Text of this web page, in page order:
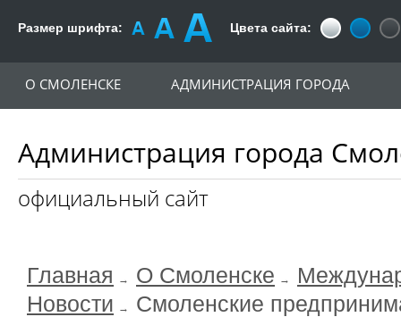
Размер шрифта: Цвета сайта:
Администрация города
официальный сайт
О СМОЛЕНСКЕ АДМИНИСТРАЦИЯ ГОРОДА
Главная О Смоленске
Новости
Смоленские